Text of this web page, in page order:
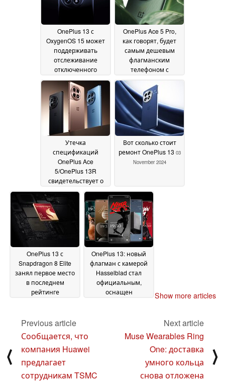
OnePlus 13 с
OxygenOS 15 может
поддерживать
отслеживание
отключенного
питания Find My
Device08 November 2024
OnePlus Ace 5 Pro,
как говорят, будет
самым дешевым
флагманским
телефоном с
Snapdragon 8 Elite
November 2024
Утечка
спецификаций
OnePlus Ace
5/OnePlus 13R
свидетельствует о
более емком
аккумуляторе, но
разочаровывающих
камерах
05 November
Вот сколько стоит
ремонт OnePlus 13 03
November 2024
OnePlus 13 с
Snapdragon 8 Elite
занял первое место
в последнем
рейтинге
November 2024
OnePlus 13: новый
флагман с камерой
Hasselblad стал
официальным,
оснащен
01 November 2024
Show more articles
⟨
Previous article
Сообщается, что
компания Huawei
предлагает
сотрудникам TSMC
Next article
Muse Wearables Ring
One: доставка
умного кольца
снова отложена
⟩